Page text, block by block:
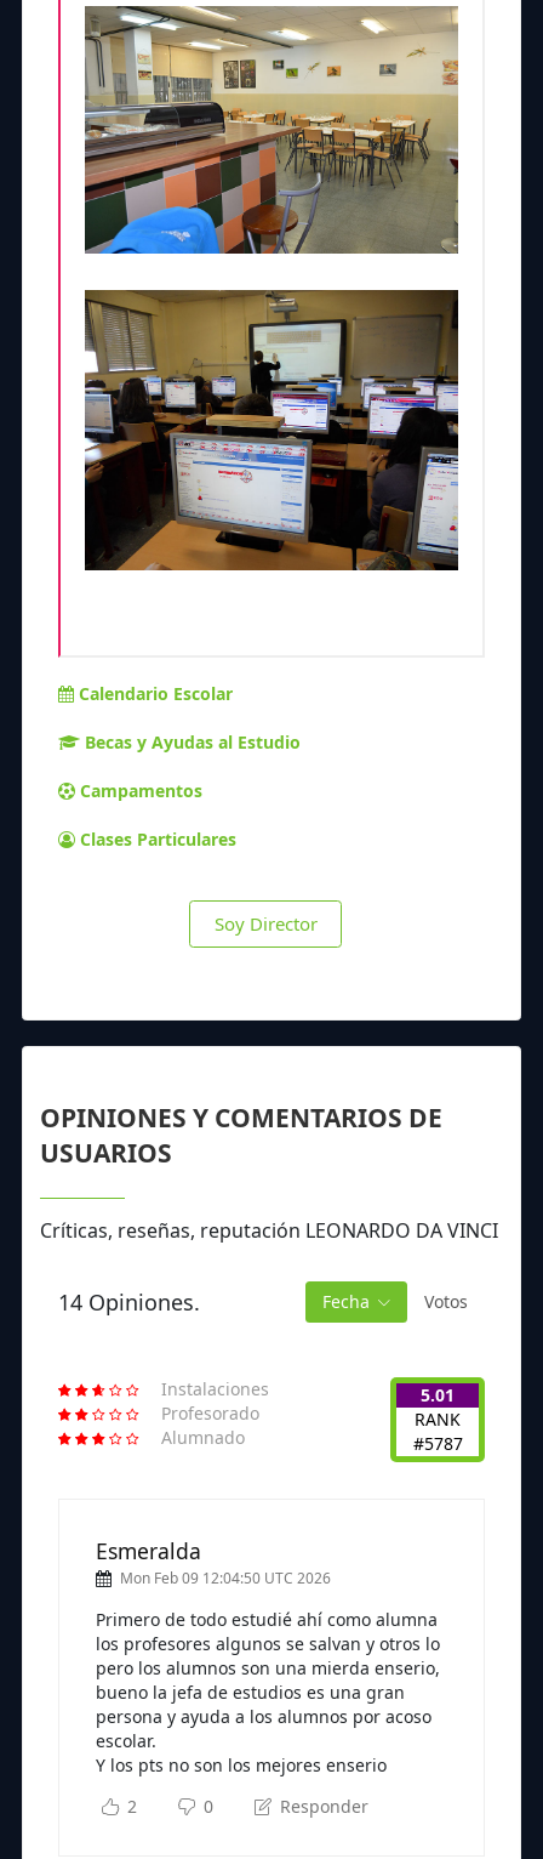
Calendario Escolar
Becas y Ayudas al Estudio
Campamentos
Clases Particulares
Soy Director
OPINIONES Y COMENTARIOS DE
USUARIOS
Críticas, reseñas, reputación LEONARDO DA VINCI
14 Opiniones. Fecha Votos
Instalaciones
Profesorado
Alumnado
5.01
RANK
#5787
Esmeralda
Mon Feb 09 12:04:50 UTC 2026
Primero de todo estudié ahí como alumna
los profesores algunos se salvan y otros lo
pero los alumnos son una mierda enserio,
bueno la jefa de estudios es una gran
persona y ayuda a los alumnos por acoso
escolar.
Y los pts no son los mejores enserio
2
0 Responder